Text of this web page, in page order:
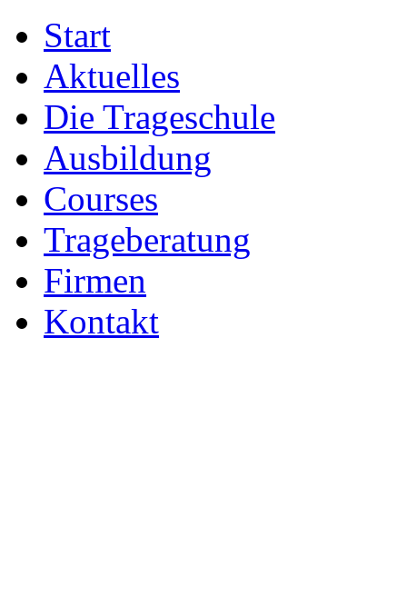
Start
Aktuelles
Die Trageschule
Ausbildung
Courses
Trageberatung
Firmen
Kontakt